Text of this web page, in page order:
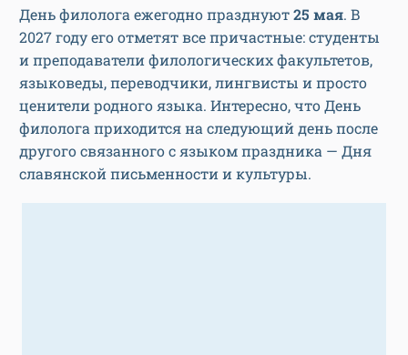
День филолога ежегодно празднуют25 мая. В
2027 году его отметят все причастные: студенты
и преподаватели филологических факультетов,
языковеды, переводчики, лингвисты и просто
ценители родного языка. Интересно, что День
филолога приходится на следующий день после
другого связанного с языком праздника — Дня
славянской письменности и культуры.